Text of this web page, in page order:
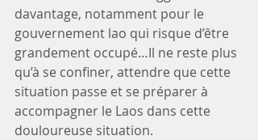
davantage, notamment pour le
gouvernement lao qui risque d’être
grandement occupé…Il ne reste plus
qu’à se confiner, attendre que cette
situation passe et se préparer à
accompagner le Laos dans cette
douloureuse situation.